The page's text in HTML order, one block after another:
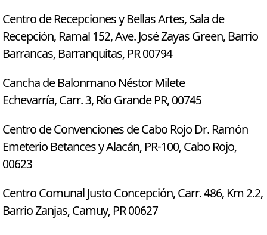
Centro de Recepciones y Bellas Artes, Sala de
Recepción, Ramal 152, Ave. José Zayas Green, Barrio
Barrancas, Barranquitas, PR 00794
Cancha de Balonmano Néstor Milete
Echevarría, Carr. 3, Río Grande PR, 00745
Centro de Convenciones de Cabo Rojo Dr. Ramón
Emeterio Betances y Alacán, PR-100, Cabo Rojo,
00623
Centro Comunal Justo Concepción, Carr. 486, Km 2.2,
Barrio Zanjas, Camuy, PR 00627